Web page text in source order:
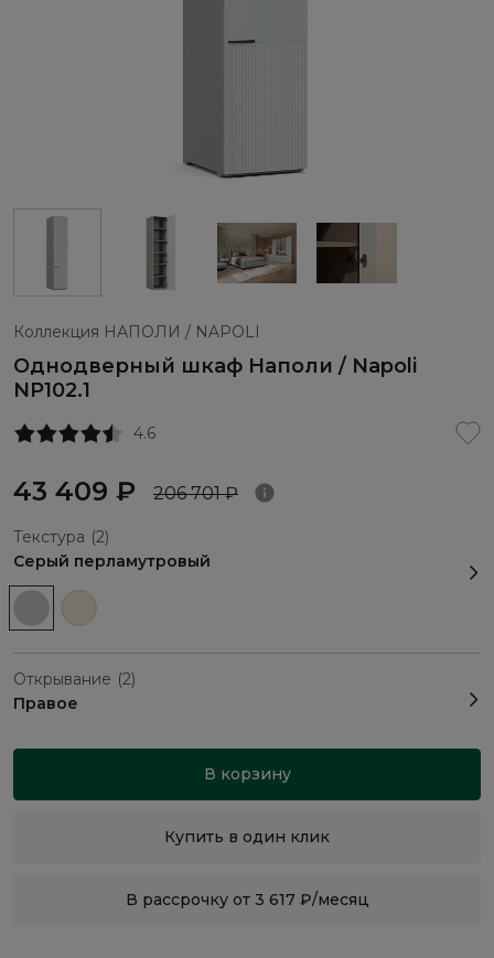
Коллекция НАПОЛИ / NAPOLI
Однодверный шкаф Наполи / Napoli
NP102.1
4.6
43 409 ₽ 206 701 ₽
Текстура (2)
Серый перламутровый
Открывание (2)
Правое
В корзину
Купить в один клик
В рассрочку от 3 617 ₽/месяц